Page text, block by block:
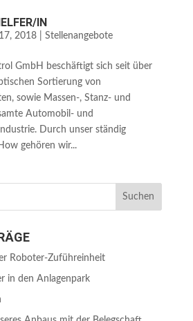
IN
2018| Stellenangebote
GmbH beschäftigt sich seit über
Sortierung von
sowie Massen-, Stanz- und
Automobil- und
Durch unser ständig
gehören wir...
Roboter-Zuführeinheit
in den Anlagenpark